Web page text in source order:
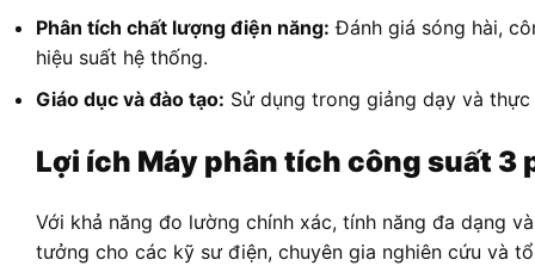
Phân tích chất lượng điện năng: Đánh giá sóng hài,
hiệu suất hệ thống.
Giáo dục và đào tạo: Sử dụng trong giảng dạy và
Lợi ích Máy phân tích công suất 3
Với khả năng đo lường chính xác, tính năng đa dạng
tưởng cho các kỹ sư điện, chuyên gia nghiên cứu và